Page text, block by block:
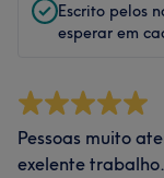
Escrito pelos
esperar em
Pessoas muito
exelente